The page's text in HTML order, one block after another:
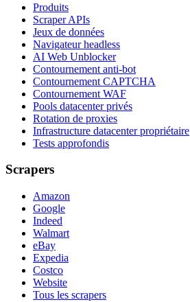
Produits
Scraper APIs
Jeux de données
Navigateur headless
AI Web Unblocker
Contournement anti-bot
Contournement CAPTCHA
Contournement WAF
Pools datacenter privés
Rotation de proxies
Infrastructure datacenter propriétaire
Tests approfondis
Scrapers
Amazon
Google
Indeed
Walmart
eBay
Expedia
Costco
Website
Tous les scrapers